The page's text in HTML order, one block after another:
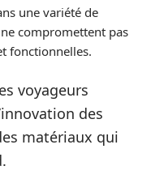
une variété de
compromettent pas
fonctionnelles.
voyageurs
des
matériaux qui